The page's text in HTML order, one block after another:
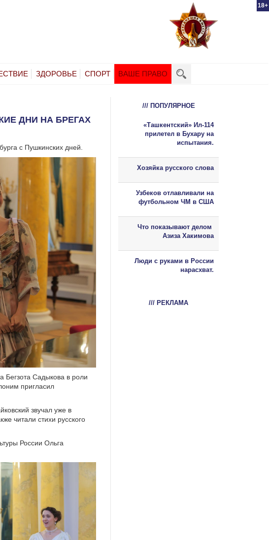
18+
ЗДОРОВЬЕ СПОРТ ВАШЕ ПРАВО
ДНИ НА БРЕГАХ
с Пушкинских дней.
Бегзота Садыкова в роли
пригласил
звучал уже в
читали стихи русского
России Ольга
/// ПОПУЛЯРНОЕ
«Ташкентский» Ил-114
прилетел в Бухару на
испытания.
Хозяйка русского слова
Узбеков отлавливали на
футбольном ЧМ в США
Что показывают делом
Азиза Хакимова
Люди с руками в России
нарасхват.
/// РЕКЛАМА